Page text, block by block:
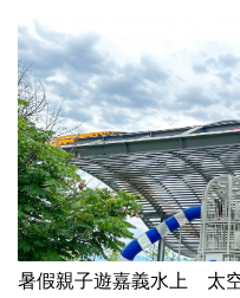
暑假親子遊嘉義水上 太